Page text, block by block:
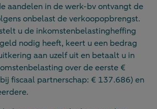
aandelen in de werk-bv ontvangt de
onbelast de verkoopopbrengst.
u de inkomstenbelastingheffing
nodig heeft, keert u een bedrag
aan uzelf uit en betaalt u in
over de eerste €
fiscaal partnerschap: € 137.686) en